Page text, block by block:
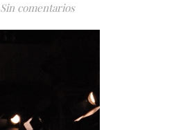
Sin comentarios